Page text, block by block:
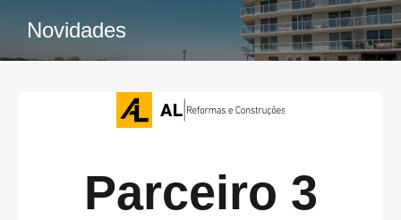
Novidades
Parceiro 3